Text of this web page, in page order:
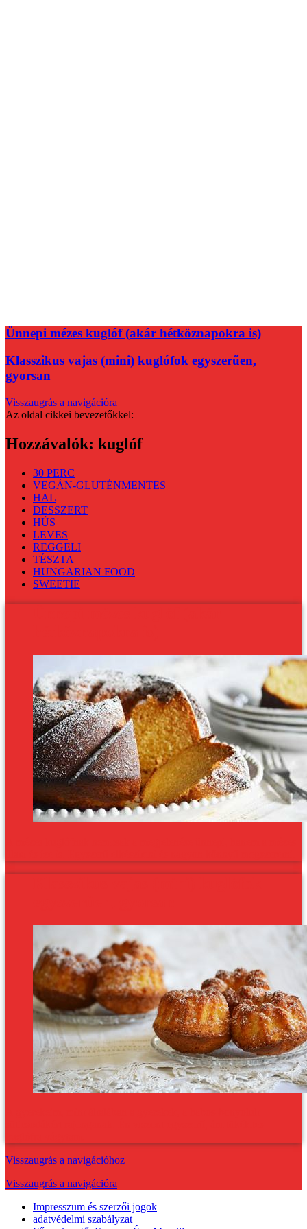
Ünnepi mézes kuglóf (akár hétköznapokra is)
Klasszikus vajas (mini) kuglófok egyszerűen,
gyorsan
Visszaugrás a navigációra
Az oldal cikkei bevezetőkkel:
Hozzávalók: kuglóf
30 PERC
VEGÁN-GLUTÉNMENTES
HAL
DESSZERT
HÚS
LEVES
REGGELI
TÉSZTA
HUNGARIAN FOOD
SWEETIE
Visszaugrás a navigációhoz
Visszaugrás a navigációra
Impresszum és szerzői jogok
adatvédelmi szabályzat